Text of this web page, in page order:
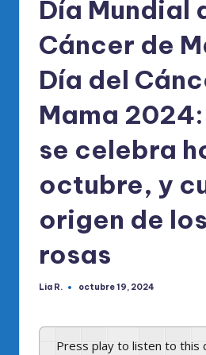
Día Mundial
Cáncer de
Día del
Mama
se celebra
octubre, y
origen de
rosas
Publicado
Lia R. octubre 19, 2024
Press play to listen to this